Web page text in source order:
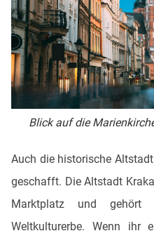
Blick auf die
Auch die historische
geschafft. Die Altstadt
Marktplatz und gehört
Weltkulturerbe. Wenn ihr